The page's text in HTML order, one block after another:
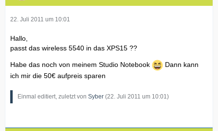
22. Juli 2011 um 10:01
Hallo,
passt das wireless 5540 in das XPS15 ??
Habe das noch von meinem Studio Notebook
Dann kann
ich mir die 50€ aufpreis sparen
Einmal editiert, zuletzt von Syber (22. Juli 2011 um 10:01 )